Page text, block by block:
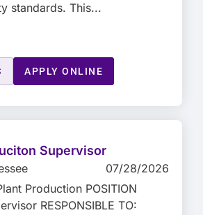
standards. This...
APPLY ONLINE
Supervisor
07/28/2026
Production POSITION
RESPONSIBLE TO: